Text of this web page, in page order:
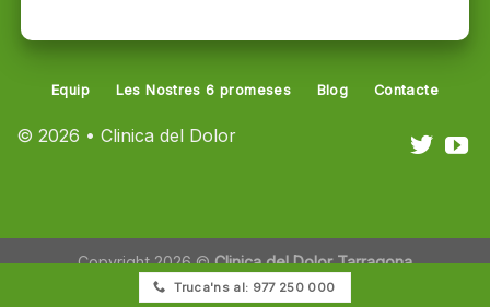
© 2026 • Clinica del Dolor
Equip Les Nostres 6 promeses Blog Contacte
Copyright 2026 ©Clinica del Dolor Tarragona
Truca'ns al: 977 250 000